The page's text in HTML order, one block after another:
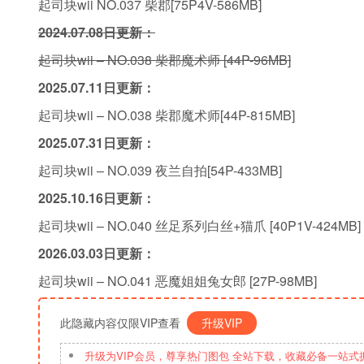
起司块wii NO.037 柴郡[75P4V-586MB]
2024.07.08日更新：
起司块wii – NO.038 柴郡魔术师 [44P-96MB]
2025.07.11日更新：
起司块wii – NO.038 柴郡魔术师[44P-815MB]
2025.07.31日更新：
起司块wii – NO.039 夜兰自拍[54P-433MB]
2025.10.16日更新：
起司块wii – NO.040 丝足系列白丝+猫爪 [40P1V-424MB]
2026.03.03日更新：
起司块wii – NO.041 恶魔姐姐兔女郎 [27P-98MB]
此隐藏内容仅限VIP查看 升级VIP
升级为VIP会员，尊享热门图包 全站下载，收藏必备一站式